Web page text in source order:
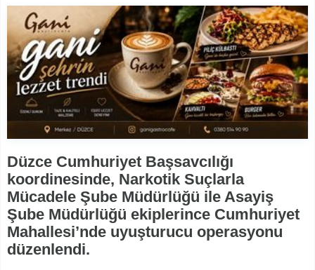
Düzce Cumhuriyet Başsavcılığı
koordinesinde, Narkotik Suçlarla
Mücadele Şube Müdürlüğü ile Asayiş
Şube Müdürlüğü ekiplerince Cumhuriyet
Mahallesi’nde uyuşturucu operasyonu
düzenlendi.